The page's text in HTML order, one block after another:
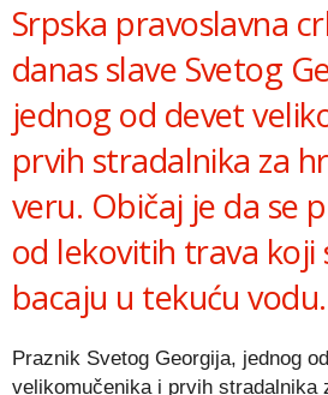
Srpska pravoslavna
danas slave Svetog
jednog od devet
prvih stradalnika za
veru. Običaj je da se
od lekovitih trava koji
bacaju u tekuću vodu.
Praznik Svetog Georgija, jednog
velikomučenika i prvih stradalnika